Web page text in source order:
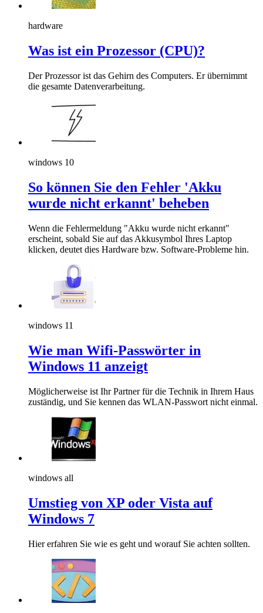
hardware
Was ist ein Prozessor (CPU)?
Der Prozessor ist das Gehirn des Computers. Er übernimmt
die gesamte Datenverarbeitung.
windows 10
So können Sie den Fehler 'Akku
wurde nicht erkannt' beheben
Wenn die Fehlermeldung "Akku wurde nicht erkannt"
erscheint, sobald Sie auf das Akkusymbol Ihres Laptop
klicken, deutet dies Hardware bzw. Software-Probleme hin.
windows 11
Wie man Wifi-Passwörter in
Windows 11 anzeigt
Möglicherweise ist Ihr Partner für die Technik in Ihrem Haus
zuständig, und Sie kennen das WLAN-Passwort nicht einmal.
windows all
Umstieg von XP oder Vista auf
Windows 7
Hier erfahren Sie wie es geht und worauf Sie achten sollten.